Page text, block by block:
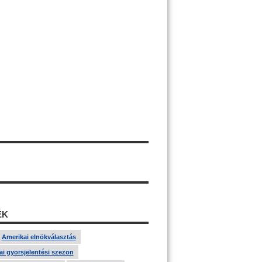
Amerikai elnökválasztás
gyorsjelentési szezon